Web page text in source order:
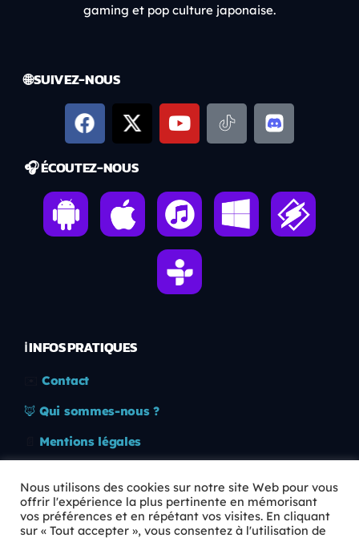
gaming et pop culture japonaise.
🌐 SUIVEZ-NOUS
🎧 ÉCOUTEZ-NOUS
ℹ️ INFOS PRATIQUES
Contact
🦊 Qui sommes-nous ?
Mentions légales
🛡️ RGPD
Nous utilisons des cookies sur notre site Web pour vous
offrir l'expérience la plus pertinente en mémorisant
vos préférences et en répétant vos visites. En cliquant
sur « Tout accepter », vous consentez à l'utilisation de